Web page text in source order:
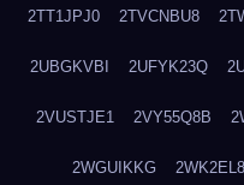
2TT1JPJ0 2TVCNBU8
2UBGKVBI 2UFYK23Q
2VUSTJE1 2VY55Q8B
2WGUIKKG